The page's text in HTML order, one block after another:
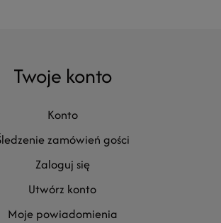
Twoje konto
konto
śledzenie zamówień gości
zaloguj się
utwórz konto
moje powiadomienia